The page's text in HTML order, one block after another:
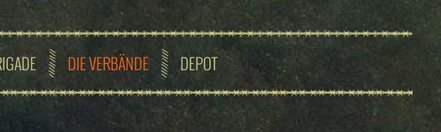
DIE VERBÄNDE DEPOT